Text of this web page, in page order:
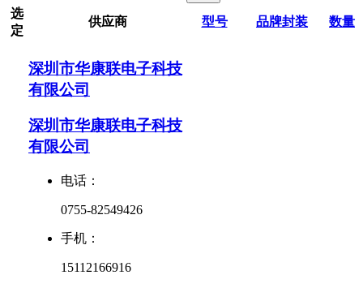
选
定
供应商 型号 品牌封装 数量
深圳市华康联电子科技
有限公司
深圳市华康联电子科技
有限公司
电话：
0755-82549426
手机：
15112166916